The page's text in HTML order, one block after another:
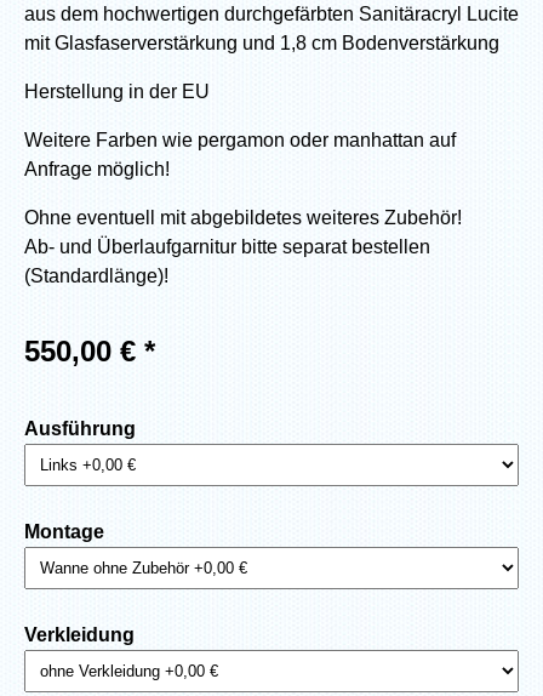
aus dem hochwertigen durchgefärbten Sanitäracryl Lucite
mit Glasfaserverstärkung und 1,8 cm Bodenverstärkung
Herstellung in der EU
Weitere Farben wie pergamon oder manhattan auf
Anfrage möglich!
Ohne eventuell mit abgebildetes weiteres Zubehör!
Ab- und Überlaufgarnitur bitte separat bestellen
(Standardlänge)!
550,00 € *
Ausführung
Montage
Verkleidung